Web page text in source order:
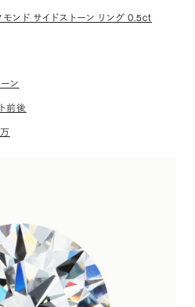
ンド サイドストーン リング 0.5ct
ン
前後